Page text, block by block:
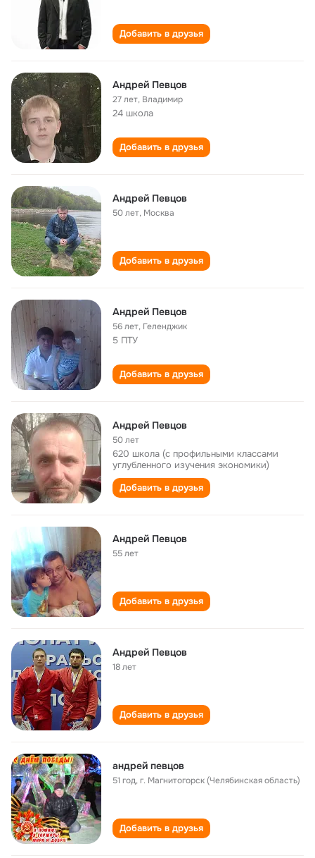
Добавить в друзья
Андрей Певцов
27 лет, Владимир
24 школа
Добавить в друзья
Андрей Певцов
50 лет, Москва
Добавить в друзья
Андрей Певцов
56 лет, Геленджик
5 ПТУ
Добавить в друзья
Андрей Певцов
50 лет
620 школа (с профильными классами
углубленного изучения экономики)
Добавить в друзья
Андрей Певцов
55 лет
Добавить в друзья
Андрей Певцов
18 лет
Добавить в друзья
андрей певцов
51 год,г. Магнитогорск (Челябинская область)
Добавить в друзья